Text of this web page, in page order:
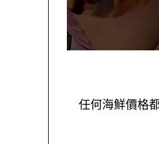
任何海鮮價格